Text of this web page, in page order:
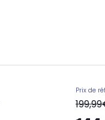
Prix de